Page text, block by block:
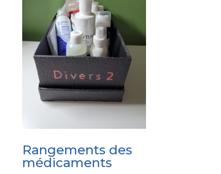
Rangements des
médicaments